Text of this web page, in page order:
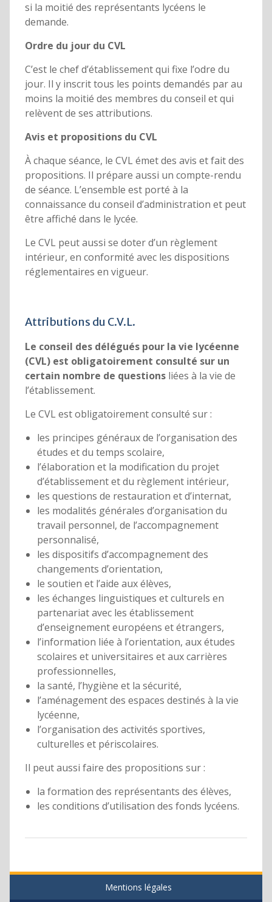
si la moitié des représentants lycéens le
demande.
Ordre du jour du CVL
C’est le chef d’établissement qui fixe l’odre du
jour. Il y inscrit tous les points demandés par au
moins la moitié des membres du conseil et qui
relèvent de ses attributions.
Avis et propositions du CVL
À chaque séance, le CVL émet des avis et fait des
propositions. Il prépare aussi un compte-rendu
de séance. L’ensemble est porté à la
connaissance du conseil d’administration et peut
être affiché dans le lycée.
Le CVL peut aussi se doter d’un règlement
intérieur, en conformité avec les dispositions
réglementaires en vigueur.
Attributions du C.V.L.
Le conseil des délégués pour la vie lycéenne
(CVL) est obligatoirement consulté sur un
certain nombre de questionsliées à la vie de
l’établissement.
Le CVL est obligatoirement consulté sur :
les principes généraux de l’organisation des
études et du temps scolaire,
l’élaboration et la modification du projet
d’établissement et du règlement intérieur,
les questions de restauration et d’internat,
les modalités générales d’organisation du
travail personnel, de l’accompagnement
personnalisé,
les dispositifs d’accompagnement des
changements d’orientation,
le soutien et l’aide aux élèves,
les échanges linguistiques et culturels en
partenariat avec les établissement
d’enseignement européens et étrangers,
l’information liée à l’orientation, aux études
scolaires et universitaires et aux carrières
professionnelles,
la santé, l’hygiène et la sécurité,
l’aménagement des espaces destinés à la vie
lycéenne,
l’organisation des activités sportives,
culturelles et périscolaires.
Il peut aussi faire des propositions sur :
la formation des représentants des élèves,
les conditions d’utilisation des fonds lycéens.
Mentions légales